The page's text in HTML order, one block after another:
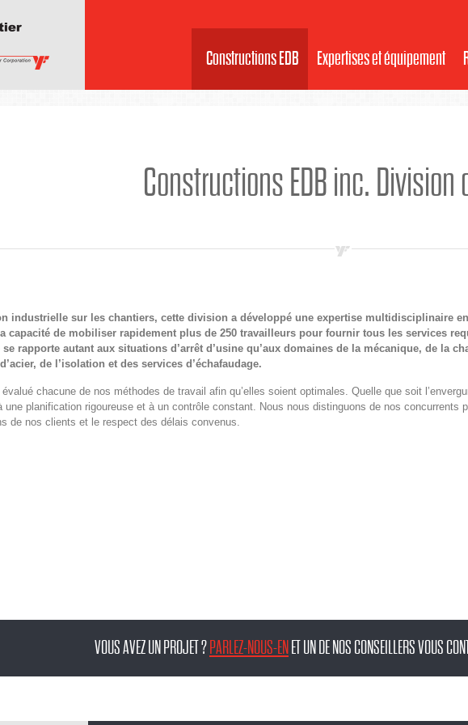
Constructions EDB Expertises et équipement
Constructions EDB inc. Division
industrielle sur les chantiers, cette division a développé une expertise multidisciplinaire
capacité de mobiliser rapidement plus de 250 travailleurs pour fournir tous les services
rapporte autant aux situations d’arrêt d’usine qu’aux domaines de la mécanique, de la
de l’isolation et des services d’échafaudage.
chacune de nos méthodes de travail afin qu’elles soient optimales. Quelle que soit
planification rigoureuse et à un contrôle constant. Nous nous distinguons de nos concurrents
de nos clients et le respect des délais convenus.
VOUS AVEZ UN PROJET ? PARLEZ-NOUS-EN ET UN DE NOS CONSEILLERS VOUS